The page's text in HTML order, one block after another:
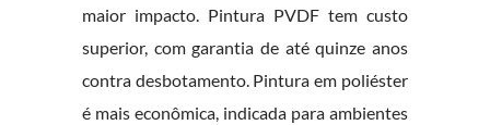
maior impacto. Pintura PVDF tem custo
superior, com garantia de até quinze anos
contra desbotamento. Pintura em poliéster
é mais econômica, indicada para ambientes